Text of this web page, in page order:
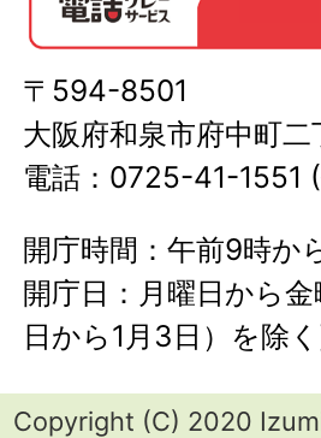
〒594-8501
大阪府和泉市府中町
電話：0725-41-
開庁時間：午前9時か
開庁日：月曜日から
日から1月3日）を除
Copyright (C) 2020